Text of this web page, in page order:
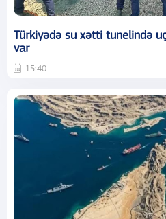
Türkiyədə su xətti tunelində
var
15:40